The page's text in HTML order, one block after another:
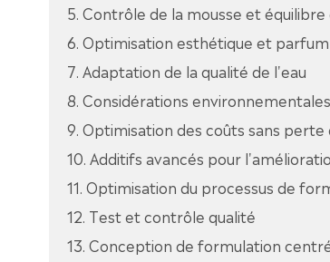
5. Contrôle de la mousse et
6. Optimisation esthétique et parfum
7. Adaptation de la qualité de l'eau
8. Considérations
9. Optimisation des coûts sans
10. Additifs avancés pour
11. Optimisation du processus de
12. Test et contrôle qualité
13. Conception de formulation